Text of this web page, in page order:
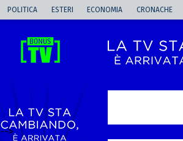
POLITICA ESTERI ECONOMIA CRONACHE
-->